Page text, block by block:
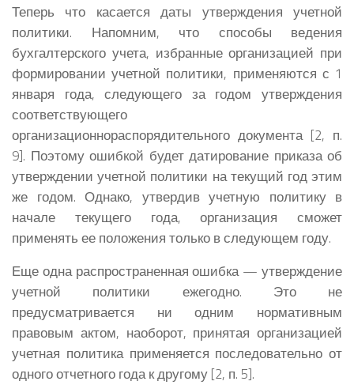
Теперь что касается даты утверждения учетной
политики. Напомним, что способы ведения
бухгалтерского учета, избранные организацией при
формировании учетной политики, применяются с 1
января года, следующего за годом утверждения
соответствующего
организационнораспорядительного документа [2, п.
9]. Поэтому ошибкой будет датирование приказа об
утверждении учетной политики на текущий год этим
же годом. Однако, утвердив учетную политику в
начале текущего года, организация сможет
применять ее положения только в следующем году.
Еще одна распространенная ошибка — утверждение
учетной политики ежегодно. Это не
предусматривается ни одним нормативным
правовым актом, наоборот, принятая организацией
учетная политика применяется последовательно от
одного отчетного года к другому [2, п. 5].